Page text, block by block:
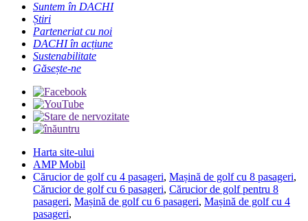
Suntem în DACHI
Știri
Parteneriat cu noi
DACHI în acțiune
Sustenabilitate
Găsește-ne
Harta site-ului
AMP Mobil
Cărucior de golf cu 4 pasageri, Mașină de golf cu 8 pasageri,
Cărucior de golf cu 6 pasageri, Cărucior de golf pentru 8
pasageri, Mașină de golf cu 6 pasageri, Mașină de golf cu 4
pasageri,